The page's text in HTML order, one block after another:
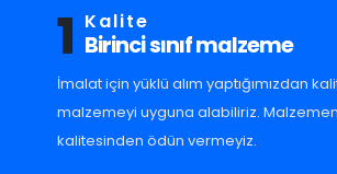
1 Kalite
Birinci sınıf malzeme
İmalat için yüklü alım yaptığımızdan
malzemeyi uyguna alabiliriz.
kalitesinden ödün vermeyiz.